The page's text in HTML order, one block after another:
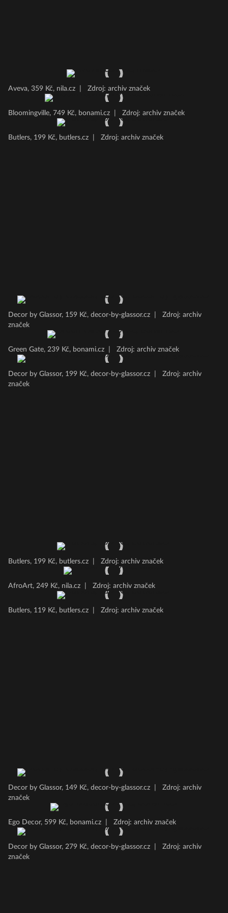
Aveva, 359 Kč, nila.cz Zdroj: archiv značek
Bloomingville, 749 Kč, bonami.cz Zdroj: archiv značek
Butlers, 199 Kč, butlers.cz Zdroj: archiv značek
Decor by Glassor, 159 Kč, decor-by-glassor.cz
Zdroj: archiv
značek
Green Gate, 239 Kč, bonami.cz Zdroj: archiv značek
Decor by Glassor, 199 Kč, decor-by-glassor.cz
Zdroj: archiv
značek
Butlers, 199 Kč, butlers.cz Zdroj: archiv značek
AfroArt, 249 Kč, nila.cz Zdroj: archiv značek
Butlers, 119 Kč, butlers.cz Zdroj: archiv značek
Decor by Glassor, 149 Kč, decor-by-glassor.cz
Zdroj: archiv
značek
Ego Decor, 599 Kč, bonami.cz Zdroj: archiv značek
Decor by Glassor, 279 Kč, decor-by-glassor.cz
Zdroj: archiv
značek